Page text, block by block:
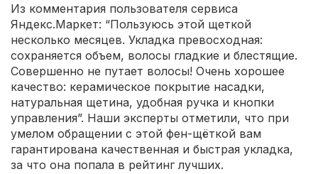
Из комментария пользователя сервиса
Яндекс.Маркет: “Пользуюсь этой щеткой
несколько месяцев. Укладка превосходная:
сохраняется объем, волосы гладкие и блестящие.
Совершенно не путает волосы! Очень хорошее
качество: керамическое покрытие насадки,
натуральная щетина, удобная ручка и кнопки
управления”. Наши эксперты отметили, что при
умелом обращении с этой фен-щёткой вам
гарантирована качественная и быстрая укладка,
за что она попала в рейтинг лучших.